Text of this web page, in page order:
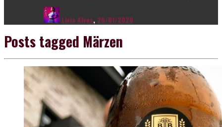
Livia Alves, 26/01/2026
Posts tagged Märzen